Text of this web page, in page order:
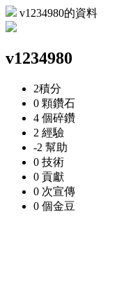
v1234980的資料
v1234980
2積分
0 顆鑽石
4 個碎鑽
2 經驗
-2 幫助
0 技術
0 貢獻
0 次宣傳
0 個金豆